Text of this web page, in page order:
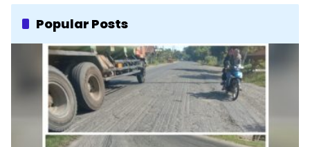
Popular Posts